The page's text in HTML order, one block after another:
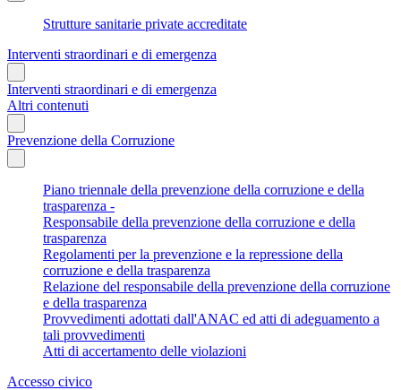
Strutture sanitarie private accreditate
Interventi straordinari e di emergenza
Interventi straordinari e di emergenza
Altri contenuti
Prevenzione della Corruzione
Piano triennale della prevenzione della corruzione e della
trasparenza -
Responsabile della prevenzione della corruzione e della
trasparenza
Regolamenti per la prevenzione e la repressione della
corruzione e della trasparenza
Relazione del responsabile della prevenzione della corruzione
e della trasparenza
Provvedimenti adottati dall'ANAC ed atti di adeguamento a
tali provvedimenti
Atti di accertamento delle violazioni
Accesso civico